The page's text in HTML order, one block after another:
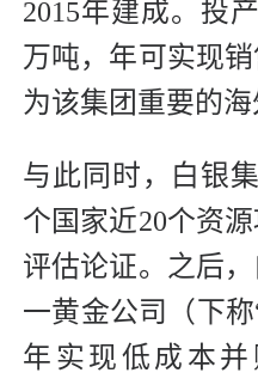
2015年建成。投
万吨，年可实现
为该集团重要的海
与此同时，白银
个国家近20个资
评估论证。之后
一黄金公司（下称
年实现低成本